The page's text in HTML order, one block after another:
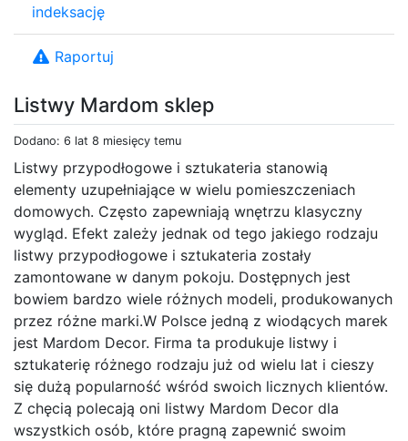
Listwy Mardom sklep
Dodano: 6 lat 8 miesięcy temu
Listwy przypodłogowe i sztukateria stanowią
elementy uzupełniające w wielu pomieszczeniach
domowych. Często zapewniają wnętrzu klasyczny
wygląd. Efekt zależy jednak od tego jakiego rodzaju
listwy przypodłogowe i sztukateria zostały
zamontowane w danym pokoju. Dostępnych jest
bowiem bardzo wiele różnych modeli, produkowanych
przez różne marki.W Polsce jedną z wiodących marek
jest Mardom Decor. Firma ta produkuje listwy i
sztukaterię różnego rodzaju już od wielu lat i cieszy
się dużą popularność wśród swoich licznych klientów.
Z chęcią polecają oni listwy Mardom Decor dla
wszystkich osób, które pragną zapewnić swoim
indeksację
Raportuj